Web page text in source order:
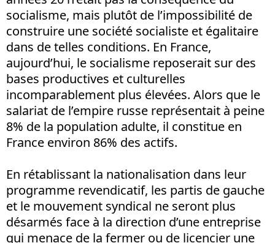
socialisme, mais plutôt de l’impossibilité de
construire une société socialiste et égalitaire
dans de telles conditions. En France,
aujourd’hui, le socialisme reposerait sur des
bases productives et culturelles
incomparablement plus élevées. Alors que le
salariat de l’empire russe représentait à peine
8% de la population adulte, il constitue en
France environ 86% des actifs.
En rétablissant la nationalisation dans leur
programme revendicatif, les partis de gauche
et le mouvement syndical ne seront plus
désarmés face à la direction d’une entreprise
qui menace de la fermer ou de licencier une